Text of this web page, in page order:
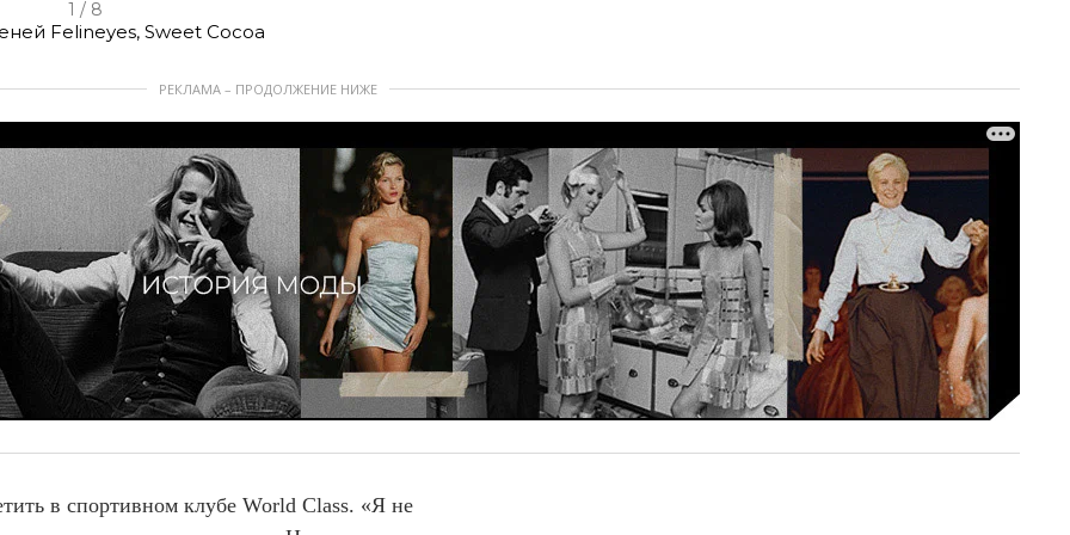
1 / 8
Felineyes, Sweet Cocoa
РЕКЛАМА – ПРОДОЛЖЕНИЕ НИЖЕ
в спортивном клубе World Class. «Я не